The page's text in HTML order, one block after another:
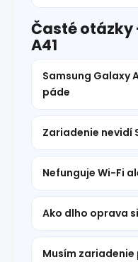
Časté otázky
A41
Samsung Galaxy
páde
Zariadenie nevidí
Nefunguje Wi-Fi
Ako dlho oprava
Musím zariadenie